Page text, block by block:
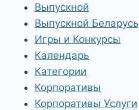
Выпускной
Выпускной Беларусь
Игры и Конкурсы
Календарь
Категории
Корпоративы
Корпоративы Услуги